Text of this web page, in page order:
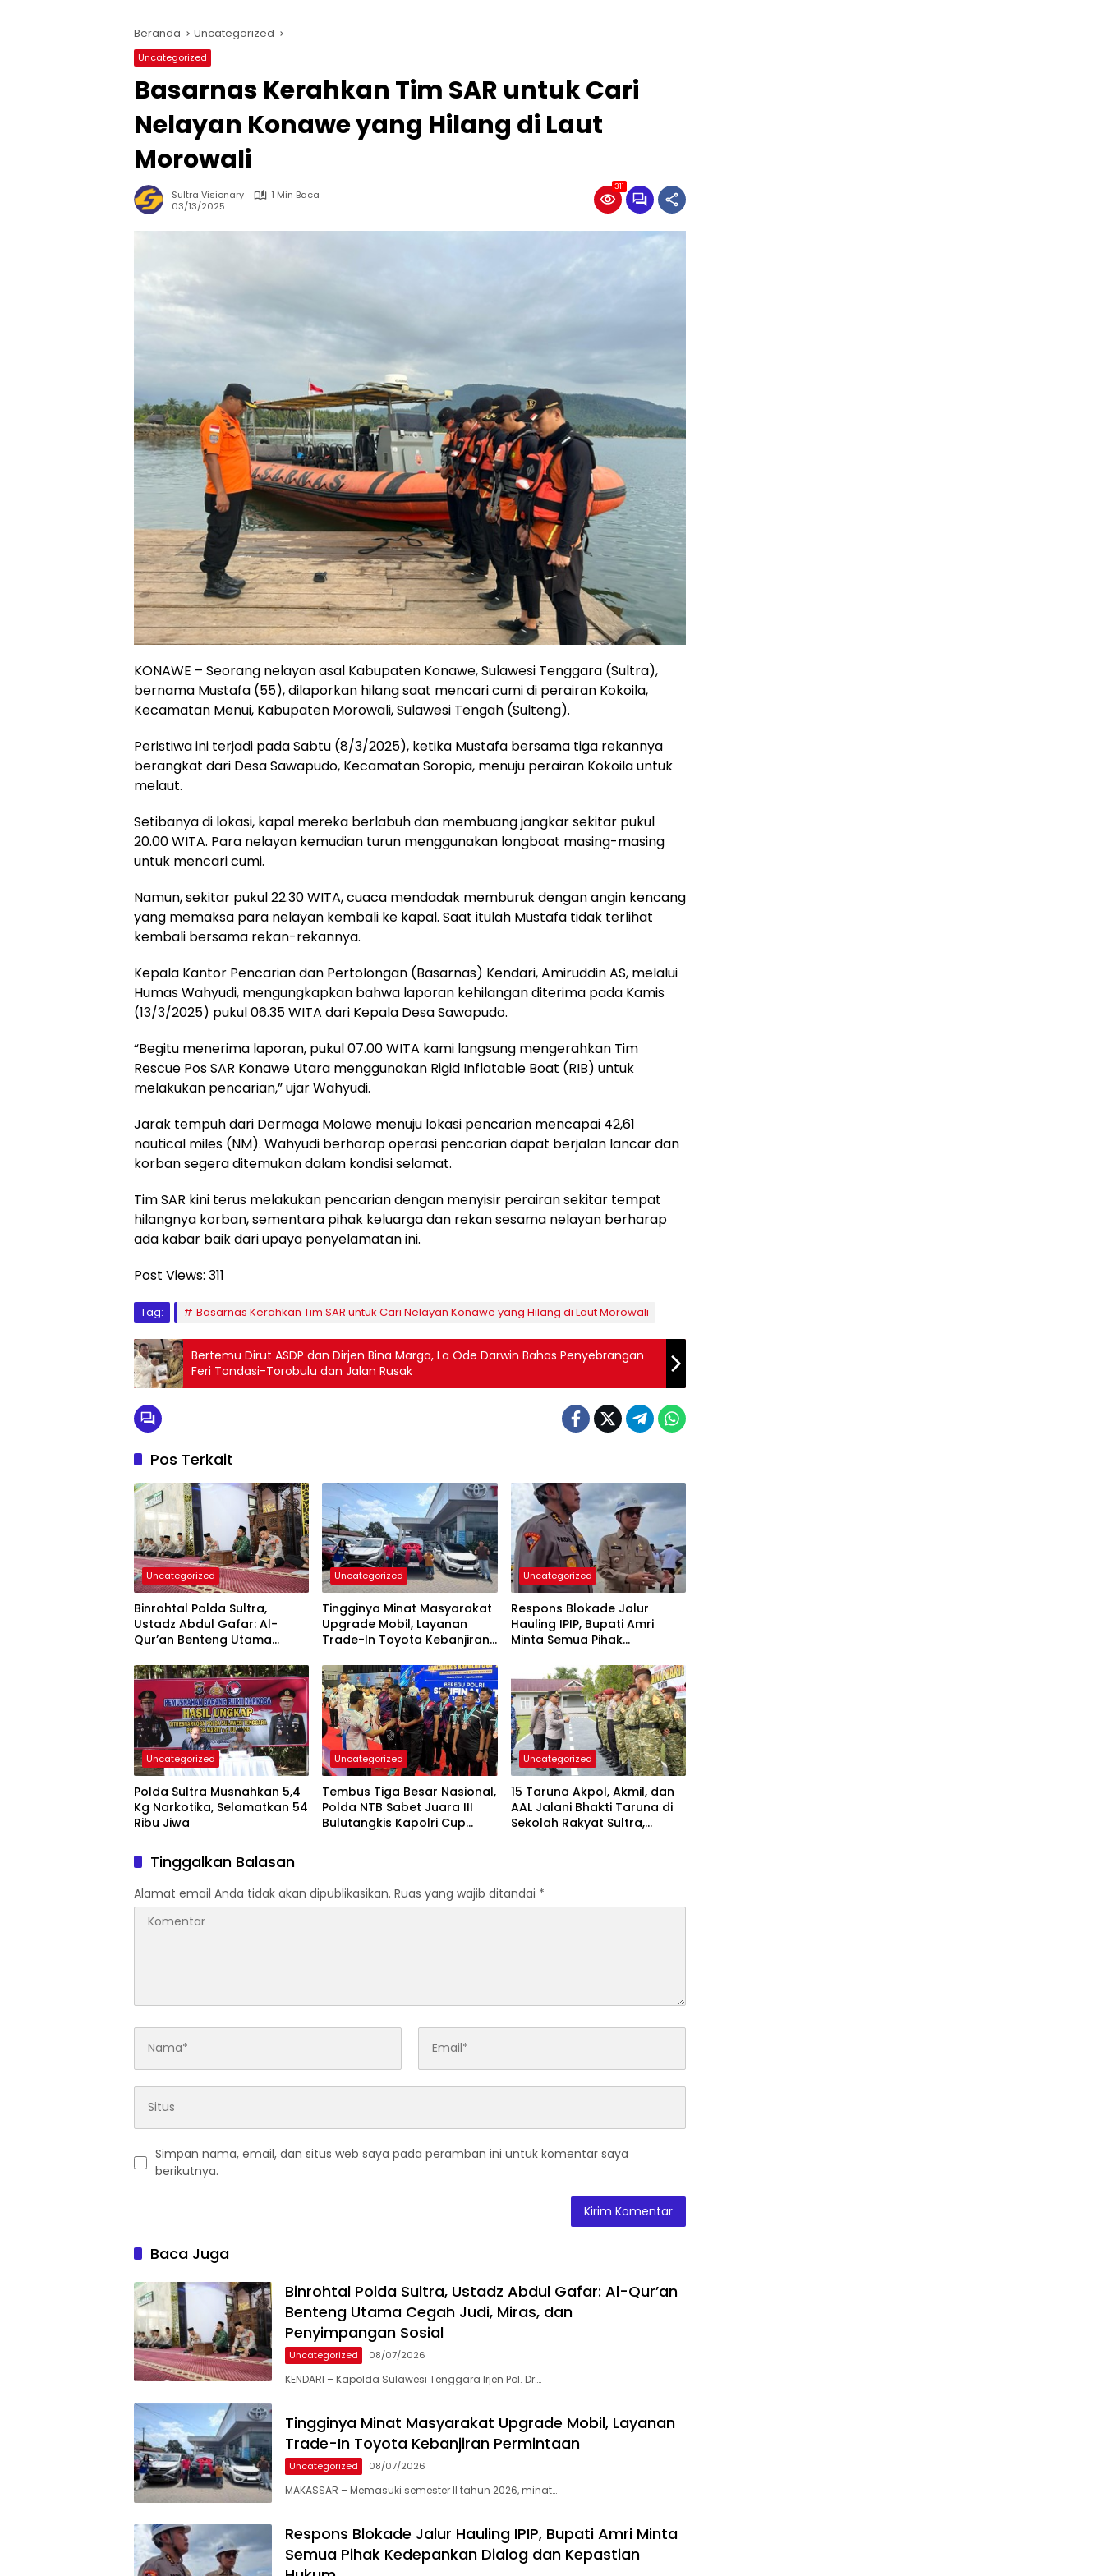
Beranda Uncategorized
Uncategorized
Basarnas Kerahkan Tim SAR untuk Cari
Nelayan Konawe yang Hilang di Laut
Morowali
Sultra Visionary
1 Min Baca
03/13/2025
311
KONAWE – Seorang nelayan asal Kabupaten Konawe, Sulawesi Tenggara (Sultra),
bernama Mustafa (55), dilaporkan hilang saat mencari cumi di perairan Kokoila,
Kecamatan Menui, Kabupaten Morowali, Sulawesi Tengah (Sulteng).
Peristiwa ini terjadi pada Sabtu (8/3/2025), ketika Mustafa bersama tiga rekannya
berangkat dari Desa Sawapudo, Kecamatan Soropia, menuju perairan Kokoila untuk
melaut.
Setibanya di lokasi, kapal mereka berlabuh dan membuang jangkar sekitar pukul
20.00 WITA. Para nelayan kemudian turun menggunakan longboat masing-masing
untuk mencari cumi.
Namun, sekitar pukul 22.30 WITA, cuaca mendadak memburuk dengan angin kencang
yang memaksa para nelayan kembali ke kapal. Saat itulah Mustafa tidak terlihat
kembali bersama rekan-rekannya.
Kepala Kantor Pencarian dan Pertolongan (Basarnas) Kendari, Amiruddin AS, melalui
Humas Wahyudi, mengungkapkan bahwa laporan kehilangan diterima pada Kamis
(13/3/2025) pukul 06.35 WITA dari Kepala Desa Sawapudo.
“Begitu menerima laporan, pukul 07.00 WITA kami langsung mengerahkan Tim
Rescue Pos SAR Konawe Utara menggunakan Rigid Inflatable Boat (RIB) untuk
melakukan pencarian,” ujar Wahyudi.
Jarak tempuh dari Dermaga Molawe menuju lokasi pencarian mencapai 42,61
nautical miles (NM). Wahyudi berharap operasi pencarian dapat berjalan lancar dan
korban segera ditemukan dalam kondisi selamat.
Tim SAR kini terus melakukan pencarian dengan menyisir perairan sekitar tempat
hilangnya korban, sementara pihak keluarga dan rekan sesama nelayan berharap
ada kabar baik dari upaya penyelamatan ini.
Post Views: 311
Tag: Basarnas Kerahkan Tim SAR untuk Cari Nelayan Konawe yang Hilang di Laut Morowali
Bertemu Dirut ASDP dan Dirjen Bina Marga, La Ode Darwin Bahas Penyebrangan
Feri Tondasi-Torobulu dan Jalan Rusak
Pos Terkait
Uncategorized
Binrohtal Polda Sultra,
Ustadz Abdul Gafar: Al-
Qur’an Benteng Utama
Penyimpangan Sosial
Uncategorized
Tingginya Minat Masyarakat
Upgrade Mobil, Layanan
Trade-In Toyota Kebanjiran
Uncategorized
Respons Blokade Jalur
Hauling IPIP, Bupati Amri
Minta Semua Pihak
Kepastian Hukum
Uncategorized
Polda Sultra Musnahkan 5,4
Kg Narkotika, Selamatkan 54
Ribu Jiwa
Uncategorized
Tembus Tiga Besar Nasional,
Polda NTB Sabet Juara III
Bulutangkis Kapolri Cup
Uncategorized
15 Taruna Akpol, Akmil, dan
AAL Jalani Bhakti Taruna di
Sekolah Rakyat Sultra,
Tinggalkan Balasan
Alamat email Anda tidak akan dipublikasikan. Ruas yang wajib ditandai *
Simpan nama, email, dan situs web saya pada peramban ini untuk komentar saya
berikutnya.
Baca Juga
Binrohtal Polda Sultra, Ustadz Abdul Gafar: Al-Qur’an
Benteng Utama Cegah Judi, Miras, dan
Penyimpangan Sosial
Uncategorized 08/07/2026
KENDARI – Kapolda Sulawesi Tenggara Irjen Pol. Dr….
Tingginya Minat Masyarakat Upgrade Mobil, Layanan
Trade-In Toyota Kebanjiran Permintaan
Uncategorized 08/07/2026
MAKASSAR – Memasuki semester II tahun 2026, minat…
Respons Blokade Jalur Hauling IPIP, Bupati Amri Minta
Semua Pihak Kedepankan Dialog dan Kepastian